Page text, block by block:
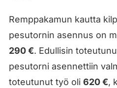
Remppakamun kautta
pesutornin asennus on
290 €. Edullisin
pesutorni asennettiin
toteutunut työ oli 620 €,